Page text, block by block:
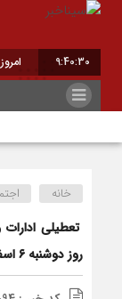
9:40:31 امروز :
خانه
تعطیلی
روز دوشنبه ۶ اسفند